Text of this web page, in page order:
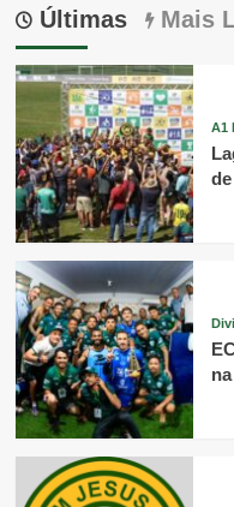
Últimas Mais
A1